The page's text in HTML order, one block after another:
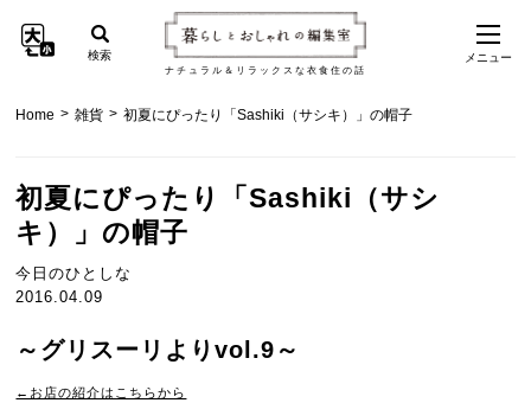
ナチュラル＆リラックスな衣食住の話
検索 メニュー
Home > 雑貨 > 初夏にぴったり「Sashiki（サシキ）」の帽子
初夏にぴったり「Sashiki（サシ
キ）」の帽子
今日のひとしな
2016.04.09
～グリスーリよりvol.9～
←お店の紹介はこちらから